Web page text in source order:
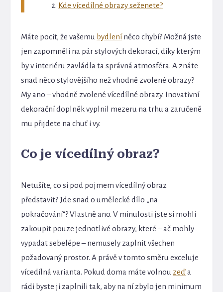
Kde vícedílné obrazy seženete?
Máte pocit, že vašemu bydleníněco chybí? Možná jste
jen zapomněli na pár stylových dekorací, díky kterým
by v interiéru zavládla ta správná atmosféra. A znáte
snad něco stylovějšího než vhodně zvolené obrazy?
My ano – vhodně zvolené vícedílné obrazy. Inovativní
dekorační doplněk vyplnil mezeru na trhu a zaručeně
mu přijdete na chuť i vy.
Co je vícedílný obraz?
Netušíte, co si pod pojmem vícedílný obraz
představit? Jde snad o umělecké dílo „na
pokračování“? Vlastně ano. V minulosti jste si mohli
zakoupit pouze jednotlivé obrazy, které – ač mohly
vypadat sebelépe – nemusely zaplnit všechen
požadovaný prostor. A právě v tomto směru exceluje
vícedílná varianta. Pokud doma máte volnou zeďa
rádi byste ji zaplnili tak, aby na ní zbylo jen minimum